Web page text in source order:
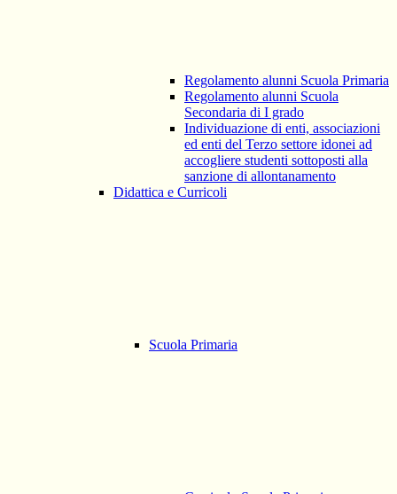
Regolamento alunni Scuola Primaria
Regolamento alunni Scuola
Secondaria di I grado
Individuazione di enti, associazioni
ed enti del Terzo settore idonei ad
accogliere studenti sottoposti alla
sanzione di allontanamento
Didattica e Curricoli
Scuola Primaria